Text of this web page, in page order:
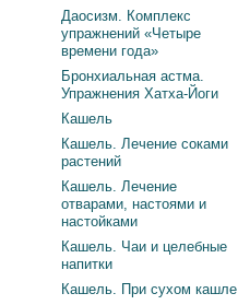
Даосизм. Комплекс
упражнений «Четыре
времени года»
Бронхиальная астма.
Упражнения Хатха-Йоги
Кашель
Кашель. Лечение соками
растений
Кашель. Лечение
отварами, настоями и
настойками
Кашель. Чаи и целебные
напитки
Кашель. При сухом кашле